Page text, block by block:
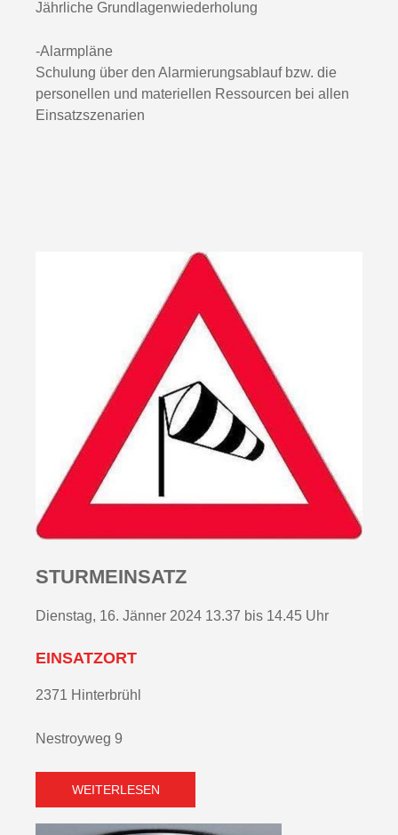
Jährliche Grundlagenwiederholung
-Alarmpläne
Schulung über den Alarmierungsablauf bzw. die
personellen und materiellen Ressourcen bei allen
Einsatzszenarien
STURMEINSATZ
Dienstag, 16. Jänner 2024 13.37 bis 14.45 Uhr
EINSATZORT
2371 Hinterbrühl
Nestroyweg 9
WEITERLESEN